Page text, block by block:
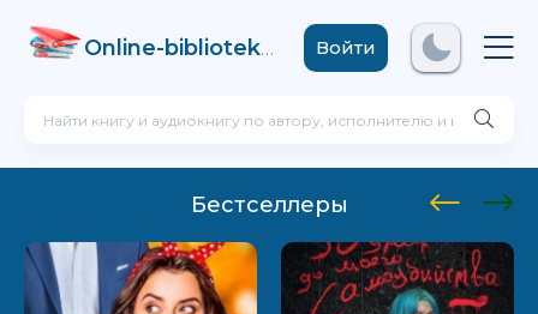
Online-biblioteka .comВойти
Бестселлеры